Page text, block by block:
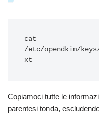
cat
/etc/opendkim/
Copiamoci tutte le
parentesi tonda,